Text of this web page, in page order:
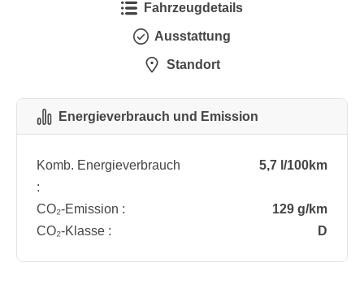
Fahrzeugdetails
Ausstattung
Standort
Energieverbrauch und Emission
Komb. Energieverbrauch
:
5,7 l/100km
CO₂-Emission :
129 g/km
CO₂-Klasse :
D